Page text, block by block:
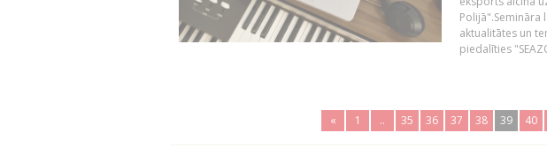
Polijā".Semināra
aktualitātes un
piedalīties
« 1 .. 35 36 37 38 39 40